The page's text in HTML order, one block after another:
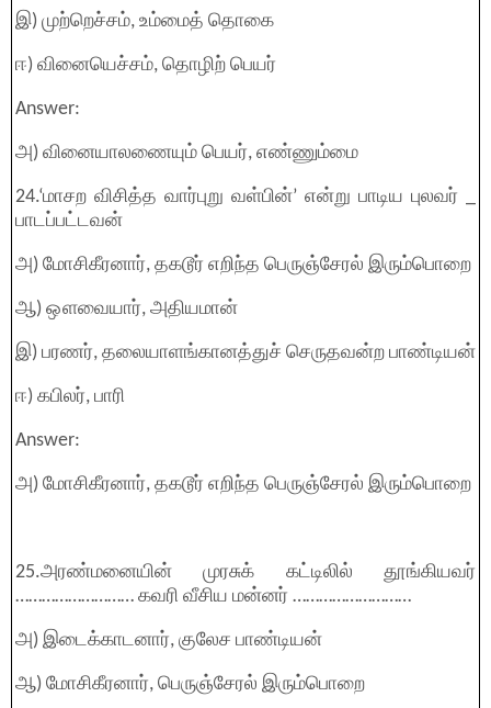
இ) முற்றெச்சம், உம்மைத் தொகை
ஈ) வினையெச்சம், தொழிற் பெயர்
Answer:
அ) வினையாலணையும் பெயர், எண்ணும்மை
24.‘மாசற விசித்த வார்புறு வள்பின்’ என்று பாடிய புலவர் _
பாடப்பட்டவன்
அ) மோசிகீரனார், தகடூர் எறிந்த பெருஞ்சேரல் இரும்பொறை
ஆ) ஔவையார், அதியமான்
இ) பரணர், தலையாளங்கானத்துச் செருதவன்ற பாண்டியன்
ஈ) கபிலர், பாரி
Answer:
அ) மோசிகீரனார், தகடூர் எறிந்த பெருஞ்சேரல் இரும்பொறை
25.அரண்மனையின் முரசுக் கட்டிலில் தூங்கியவர்
……………………… கவரி வீசிய மன்னர் ………………………
அ) இடைக்காடனார், குலேச பாண்டியன்
ஆ) மோசிகீரனார், பெருஞ்சேரல் இரும்பொறை